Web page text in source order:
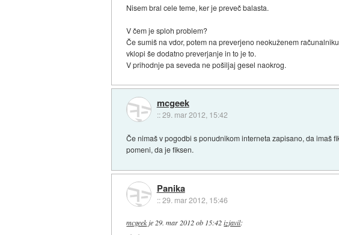
Nisem bral cele teme, ker je preveč balasta.
V čem je sploh problem?
Če sumiš na vdor, potem na preverjeno neokuženem
vklopi še dodatno preverjanje in to je to.
V prihodnje pa seveda ne pošiljaj gesel naokrog.
mcgeek
::29. mar 2012, 15:42
Če nimaš v pogodbi s ponudnikom interneta zapisano, da imaš
pomeni, da je fiksen.
Panika
::29. mar 2012, 15:46
mcgeekje29. mar 2012 ob 15:42 izjavil: